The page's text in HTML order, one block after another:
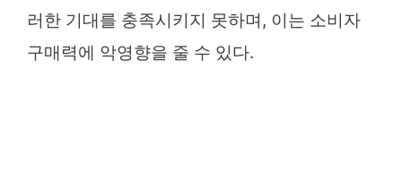
러한 기대를 충족시키지 못하며, 이는 소비자
구매력에 악영향을 줄 수 있다.